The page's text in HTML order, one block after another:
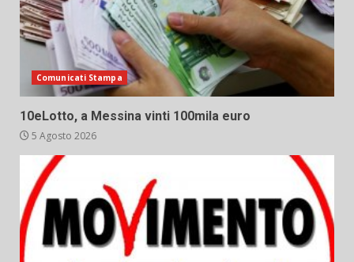
Comunicati Stampa
10eLotto, a Messina vinti 100mila euro
5 Agosto 2026